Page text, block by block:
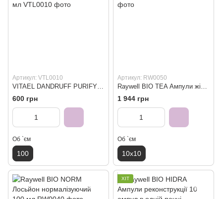
Артикул: VTL0010
VITAEL DANDRUFF PURIFYING LOTION Лосьон очищаючий проти лупи 100 мл
600 грн
Об `єм
100
Артикул: RW0050
Raywell BIO TEA Ампули жіночі проти випадання волосся 10x10 мл
1 944 грн
Об `єм
10х10
ХІТ